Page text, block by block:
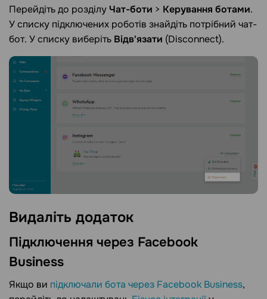
Перейдіть до розділу Чат-боти > Керування ботами.
У списку підключених роботів знайдіть потрібний чат-
бот. У списку виберіть Відв'язати (Disconnect).
Видаліть додаток
Підключення через Facebook
Business
Якщо ви підключали бота через Facebook Business,